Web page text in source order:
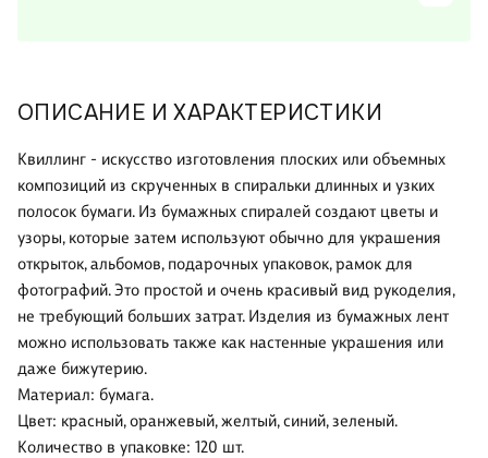
ОПИСАНИЕ И ХАРАКТЕРИСТИКИ
Квиллинг - искусство изготовления плоских или объемных
композиций из скрученных в спиральки длинных и узких
полосок бумаги. Из бумажных спиралей создают цветы и
узоры, которые затем используют обычно для украшения
открыток, альбомов, подарочных упаковок, рамок для
фотографий. Это простой и очень красивый вид рукоделия,
не требующий больших затрат. Изделия из бумажных лент
можно использовать также как настенные украшения или
даже бижутерию.
Материал: бумага.
Цвет: красный, оранжевый, желтый, синий, зеленый.
Количество в упаковке: 120 шт.